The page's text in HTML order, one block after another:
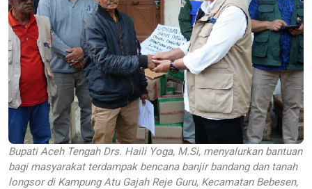
Bupati Aceh Tengah Drs. Haili Yoga, M.Si, menyalurkan bantuan
bagi masyarakat terdampak bencana banjir bandang dan tanah
longsor di Kampung Atu Gajah Reje Guru, Kecamatan Bebesen,